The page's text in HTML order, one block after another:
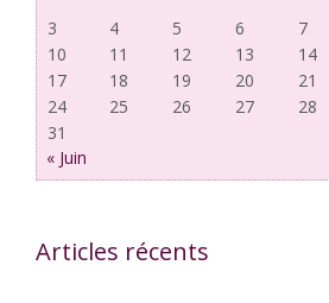
3
4 5 6 7
10
11 12 13 14
17
18 19 20 21
24
25 26 27 28
31
« Juin
Articles récents